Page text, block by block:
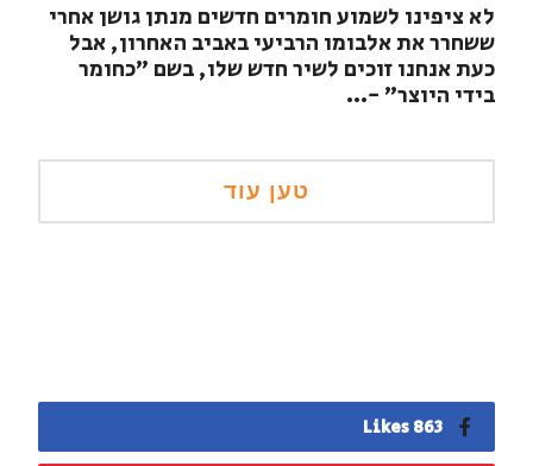
לא ציפינו לשמוע חומרים חדשים מנתן גושן אחרי
ששחרר את אלבומו הרביעי באביב האחרון, אבל
כעת אנחנו זוכים לשיר חדש שלו, בשם "כחומר
בידי היוצר" -...
863 Likes